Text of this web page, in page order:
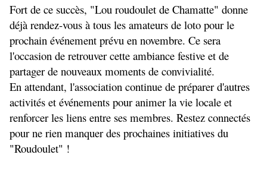
Fort de ce succès, "Lou roudoulet de Chamatte" donne
déjà rendez-vous à tous les amateurs de loto pour le
prochain événement prévu en novembre. Ce sera
l'occasion de retrouver cette ambiance festive et de
partager de nouveaux moments de convivialité.
En attendant, l'association continue de préparer d'autres
activités et événements pour animer la vie locale et
renforcer les liens entre ses membres. Restez connectés
pour ne rien manquer des prochaines initiatives du
"Roudoulet" !